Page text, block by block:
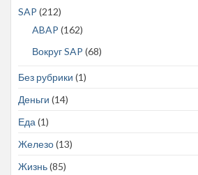
SAP (212)
ABAP (162)
Вокруг SAP (68)
Без рубрики (1)
Деньги (14)
Еда (1)
Железо(13)
Жизнь(85)